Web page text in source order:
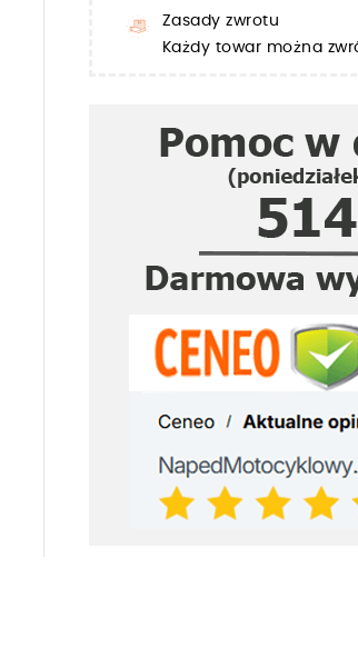
Zasady zwrotu
Każdy towar można